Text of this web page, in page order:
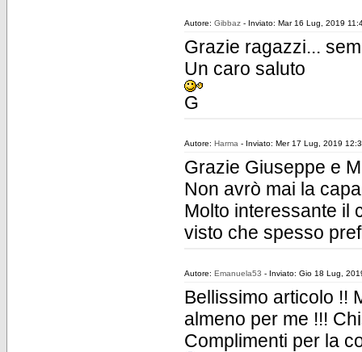
Autore: Gibbaz - Inviato: Mar 16 Lug, 2019
Grazie ragazzi...
Un caro saluto
G
Autore: Harma - Inviato: Mer 17 Lug, 2019
Grazie Giuseppe e
Non avrò mai la
Molto interessante il
visto che spesso
Autore: Emanuela53 - Inviato: Gio 18 Lug,
Bellissimo articolo !!
almeno per me !!!
Complimenti per la